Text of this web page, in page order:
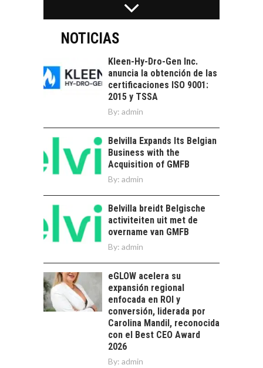
Atacama: Motor
Estratégico para el
LA INDUSTRIA
MINERA CHILENA
FRENTE AL DESAFÍO
SOSTENIBILIDAD
Minería chilena: un
pilar estratégico ante
el reto ineludible de…
CAPITAL DE RIESGO
OPORTUNIDADES
PARA STARTUPS Y
NUEVOS NEGOCIOS
Capital de riesgo en
innovación para
startups…
LA
TRANSFORMACIÓN
DE LOS RECURSOS
HUMANOS EN LAS
EMPRESAS
CHILENAS
La transformación
estratégica de los
recursos humanos en
las empresas…
FINANCIAMIENTO
PARA PYMES EN
CHILE:
ALTERNATIVAS MÁS
ALLÁ DEL CRÉDITO
BANCARIO
NOTICIAS
Kleen-Hy-Dro-Gen Inc.
anuncia la obtención de las
certificaciones ISO 9001:
2015 y TSSA
By: admin
Belvilla Expands Its Belgian
Business with the
Acquisition of GMFB
By: admin
Belvilla breidt Belgische
activiteiten uit met de
overname van GMFB
By: admin
eGLOW acelera su
expansión regional
enfocada en ROI y
conversión, liderada por
Carolina Mandil, reconocida
con el Best CEO Award
2026
By: admin